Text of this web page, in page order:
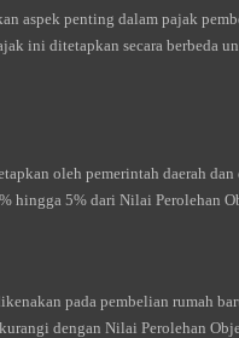
aspek penting dalam pajak
ini ditetapkan secara berbeda
oleh pemerintah daerah
hingga 5% dari Nilai Perolehan
pada pembelian rumah
dengan Nilai Perolehan